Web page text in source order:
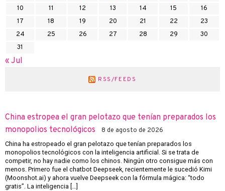
10
11 12 13 14 15
16
17
18 19 20 21 22
23
24
25 26 27 28 29
30
31
« Jul
RSS/FEEDS
China estropea el gran pelotazo que tenían preparados los
monopolios tecnológicos
8 de agosto de 2026
China ha estropeado el gran pelotazo que tenían preparados los
monopolios tecnológicos con la inteligencia artificial. Si se trata de
competir, no hay nadie como los chinos. Ningún otro consigue más con
menos. Primero fue el chatbot Deepseek, recientemente le sucedió Kimi
(Moonshot.ai) y ahora vuelve Deepseek con la fórmula mágica: “todo
gratis”. La inteligencia […]